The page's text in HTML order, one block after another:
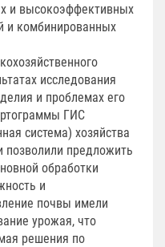
и высокоэффективных
и комбинированных
исследования
и проблемах его
ГИС
система) хозяйства
предложить
обработки
и
почвы имели
урожая, что
решения по